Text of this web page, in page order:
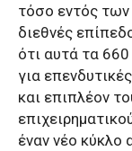
τόσο εντός
διεθνές
ότι αυτά τα
για
και επιπλέον
έναν νέο κύκλο